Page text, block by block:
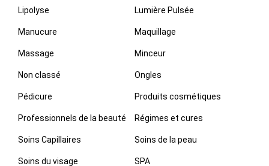
Lipolyse Lumière Pulsée
Manucure Maquillage
Massage Minceur
Non classé Ongles
Pédicure Produits cosmétiques
Professionnels de la beauté Régimes et cures
Soins Capillaires Soins de la peau
Soins du visage SPA